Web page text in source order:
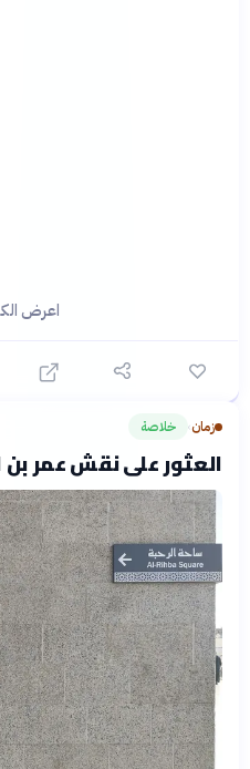
اعرض الكل
زمان› خلاصة
العثور على نقش عمر